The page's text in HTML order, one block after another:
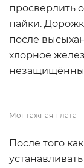
просверлить
пайки.
после
хлорное
Монтажная плата
После того